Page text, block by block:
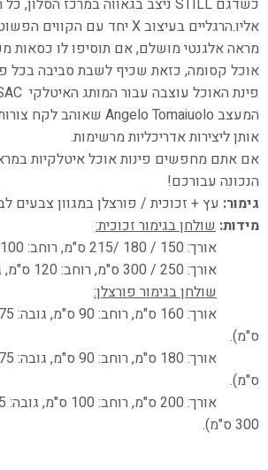
כשדגם STILL ניצב בגאווה במרכז הסלון,
אליו.הרגליים בעיצובXיחד עם הקווים
מראה אלגנטי מושלם, אם תוסיפו לו כסאות
אוכל קסומה, כזאת שכיף לשבת סביבה
פינת האוכל עוצבה עבור המותג האיטלקי
המעצב Angelo Tomaiuolo שאוהב לקח
אותן ליצירות אדריכליות מרשימות.
אם אתם מחפשים פינות אוכל איטלקיות
הנכונה עבורכם!
גימור: עץ + זכוכית / פורצלן במגוון צבעים
מידות: שולחן בגימור זכוכית:
אורך: 150 / 180 /215 ס"מ, רוחב: 100 ס"מ, גובה: 75 ס"מ.
אורך: 250 / 300 ס"מ, רוחב: 120 ס"מ, גובה: 75 ס"מ.
שולחן בגימור פורצלן:
ס"מ).
ס"מ).
300 ס"מ).